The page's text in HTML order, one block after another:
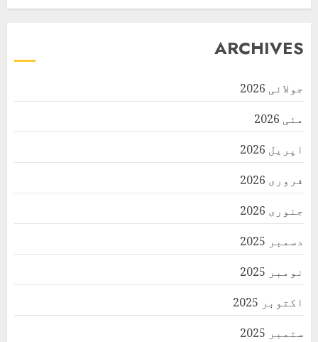
ARCHIVES
جولائی 2026
مئی 2026
اپریل 2026
فروری 2026
جنوری 2026
دسمبر 2025
نومبر 2025
اکتوبر 2025
ستمبر 2025